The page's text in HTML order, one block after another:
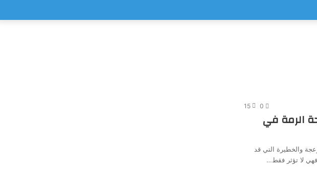
0
15
الرمة في
والخطيرة التي قد
فهي لا تؤثر فقط…